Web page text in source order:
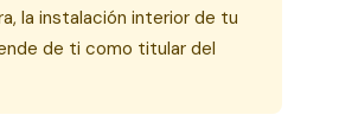
la instalación interior de tu
de ti como titular del